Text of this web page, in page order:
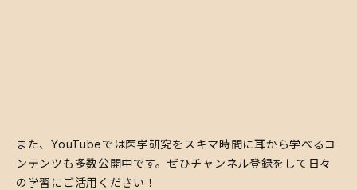
また、YouTubeでは医学研究をスキマ時間に耳から学べるコ
ンテンツも多数公開中です。ぜひチャンネル登録をして日々
の学習にご活用ください！